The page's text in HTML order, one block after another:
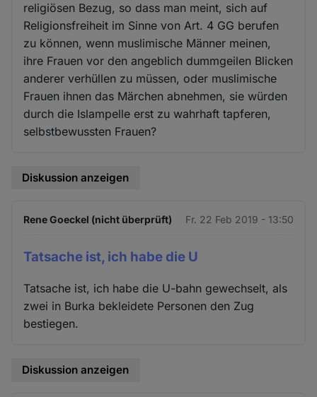
religiösen Bezug, so dass man meint, sich auf
Religionsfreiheit im Sinne von Art. 4 GG berufen
zu können, wenn muslimische Männer meinen,
ihre Frauen vor den angeblich dummgeilen Blicken
anderer verhüllen zu müssen, oder muslimische
Frauen ihnen das Märchen abnehmen, sie würden
durch die Islampelle erst zu wahrhaft tapferen,
selbstbewussten Frauen?
Diskussion anzeigen
Rene Goeckel (nicht überprüft) Fr. 22 Feb 2019 - 13:50
Tatsache ist, ich habe die U
Tatsache ist, ich habe die U-bahn gewechselt, als
zwei in Burka bekleidete Personen den Zug
bestiegen.
Diskussion anzeigen